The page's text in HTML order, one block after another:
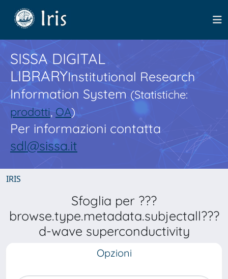
SISSA DIGITAL
LIBRARYInstitutional Research
Information System(Statistiche:
prodotti,OA)
Per informazioni contatta
sdl@sissa.it
IRIS
Sfoglia per ???
browse.type.metadata.subjectall???
d-wave superconductivity
Opzioni